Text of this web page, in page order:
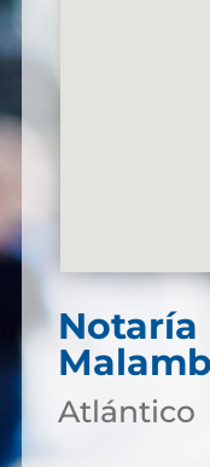
Notaría
Atlántico